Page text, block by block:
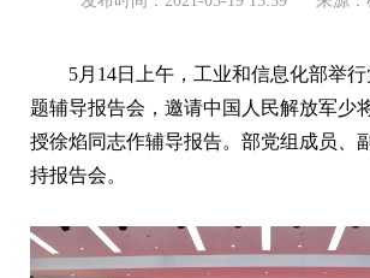
5月14日上午，工业和信息化部举
题辅导报告会，邀请中国人民解放军少
授徐焰同志作辅导报告。部党组成员、
持报告会。